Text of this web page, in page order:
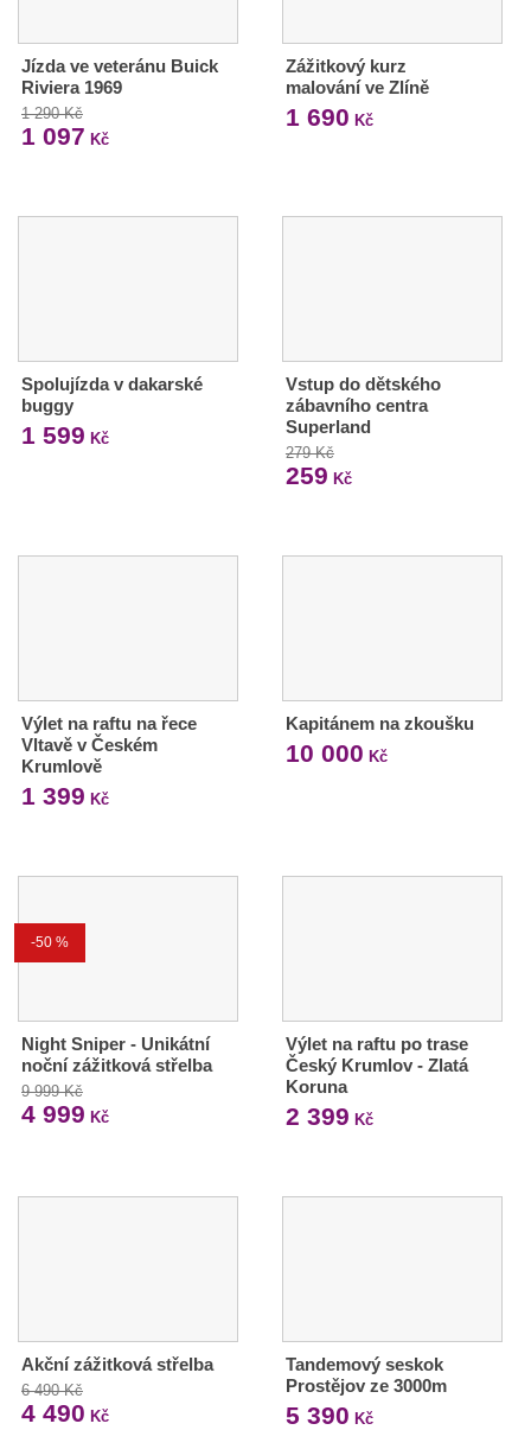
Jízda ve veteránu Buick
Riviera 1969
1 290 Kč
1 097 Kč
Zážitkový kurz
malování ve Zlíně
1 690 Kč
Spolujízda v dakarské
buggy
1 599 Kč
Vstup do dětského
zábavního centra
Superland
279 Kč
259 Kč
Výlet na raftu na řece
Vltavě v Českém
Krumlově
1 399 Kč
Kapitánem na zkoušku
10 000 Kč
-50 %
Night Sniper - Unikátní
noční zážitková střelba
9 999 Kč
4 999 Kč
Výlet na raftu po trase
Český Krumlov - Zlatá
Koruna
2 399 Kč
Akční zážitková střelba
6 490 Kč
4 490 Kč
Tandemový seskok
Prostějov ze 3000m
5 390 Kč